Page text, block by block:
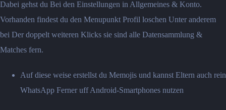
Dabei gehst du Bei den Einstellungen in Allgemeines & Konto.
Vorhanden findest du den Menupunkt Profil loschen Unter anderem
bei Der doppelt weiteren Klicks sie sind alle Datensammlung &
Matches fern.
Auf diese weise erstellst du Memojis und kannst Eltern auch rein
WhatsApp Ferner uff Android-Smartphones nutzen